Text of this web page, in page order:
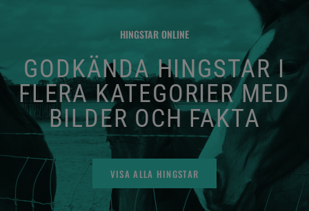
HINGSTAR ONLINE
GODKÄNDA HINGSTAR I
FLERA KATEGORIER MED
BILDER OCH FAKTA
VISA ALLA HINGSTAR